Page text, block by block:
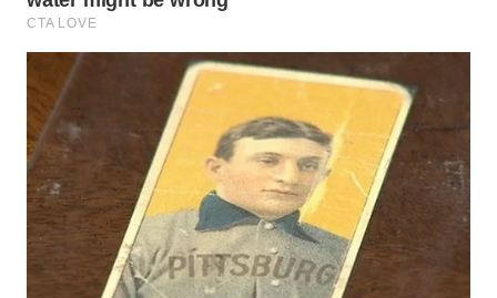
WN
TAPANULI
UTARA
WN
SAMOSIR
WN
PADANG
LAWAS